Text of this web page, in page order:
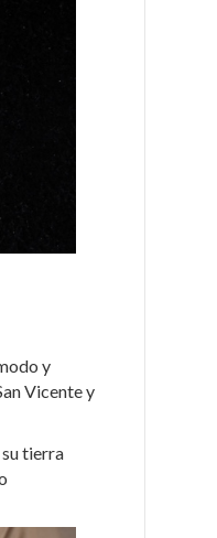
y
Vicente y
tierra